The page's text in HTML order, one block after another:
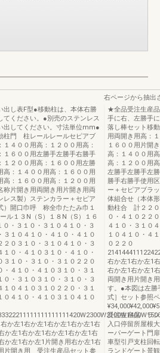
し表F型●移動柱は、本体右勝
てください。●別売のステンレス
出してください。寸法単位mm●
柱門 柱レールレールセピアブ
４００用高：１２００用高：
１６００用左勝手左勝手右勝手
１２００用高：１６００用左勝
高：１４００用高：１６００用
高：１６００用高：１２００用
称片開き用両開き用片開き用両
レス製）ステンカラー＋セピア
）開口巾呼 称全巾たたみ巾１
ル１３N（S）１８N（S）１６
・３１０・３１０４１０・３
３１０４１０・４１０・４１０
２０３１０・３１０４１０・３
１０・４１０３１０・４１０・
３１０・３１０・３１０２２０
・４１０・４１０３１０・３１
０・３１０３１０・３１０・３
１０４１０３１０２２０・３１
０４１０・４１０３１０４１０
左1右か左1右か左1右か左1右
か左1右か左1右か左1右か左1右
か左1右か左1片開き用右か左1右
片開き用 受注生産品セット参
右ページから抽出
★全品受注生産
手に右、左勝手
落し棒セット移
用両開き用高：
１６００用片開
高：１４００用
高：１２００用
左勝手左勝手左
勝手右勝手使用
ー＋セピアブ
体組合せ（本体
動柱合 計２２０
０・４１０２２
４１０・３１０
１０４１０・４
０２２０
右か左1右か左1
右か左1右か左1
両開き用片開き
す。●本図は左
式］セット参照
受注生産品 ラン
入口停留所屋根
ーパーゲート門
車型引戸支柱回
ランドゲート景